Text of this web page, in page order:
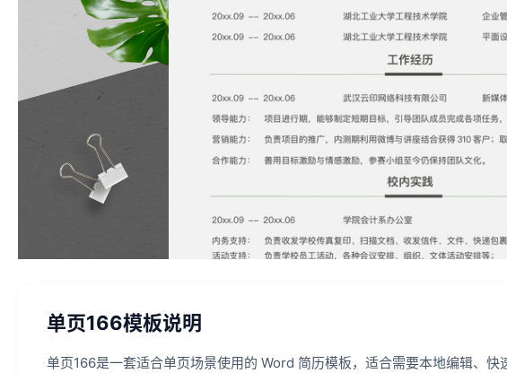
单页166模板说明
单页166是一套适合单页场景使用的 Word 简历模板，适合需要本地编辑、